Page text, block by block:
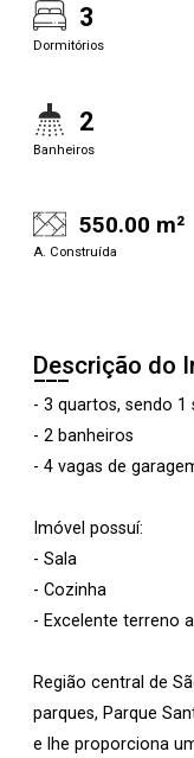
3
Dormitórios
2
Banheiros
550.00 m²
A. Construída
Descrição do
- 3 quartos, sendo 1
- 2 banheiros
- 4 vagas de
Imóvel possuí:
- Sala
- Cozinha
- Excelente terreno
Região central de
parques, Parque
e lhe proporciona